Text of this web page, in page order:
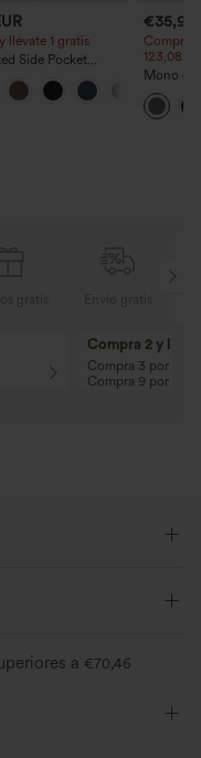
llévate 1 gratis
Side Pocket
Work Pants
€35,95
Compra
123,08 €.
Mono
ancha,
- Easy
Compra 2 y
Compra 3 por 2,
Compra 9 por 6
a €70,46